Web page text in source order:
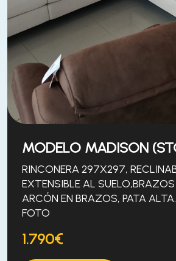
MODELO MADISON
RINCONERA 297X297,
EXTENSIBLE AL
ARCÓN EN BRAZOS, PATA
FOTO
1.790€